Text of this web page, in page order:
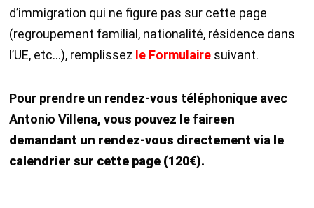
d’immigration qui ne figure pas sur cette page
(regroupement familial, nationalité, résidence dans
l’UE, etc…), remplissez le Formulaire suivant.
Pour prendre un rendez-vous téléphonique avec
Antonio Villena, vous pouvez le faireen
demandant un rendez-vous directement via le
calendrier sur cette page (120€).